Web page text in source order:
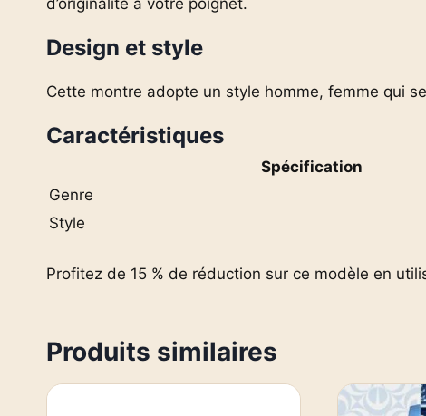
d’originalité à votre poignet.
Design et style
Cette montre adopte un style homme, femme qui
Caractéristiques
Spécification
Genre
Style
Profitez de 15 % de réduction sur ce modèle en
Produits similaires